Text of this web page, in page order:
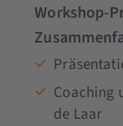
Workshop-
Coaching
de Laar